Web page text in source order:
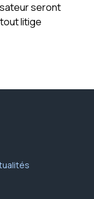
seront
litige